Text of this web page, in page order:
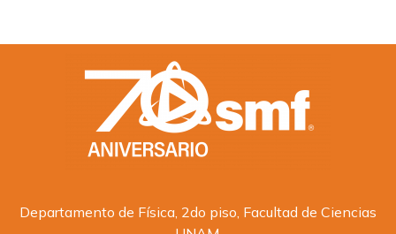
Departamento de Física, 2do piso, Facultad de Ciencias